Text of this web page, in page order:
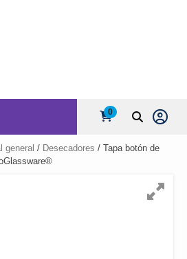
0
general / Desecadores / Tapa botón de